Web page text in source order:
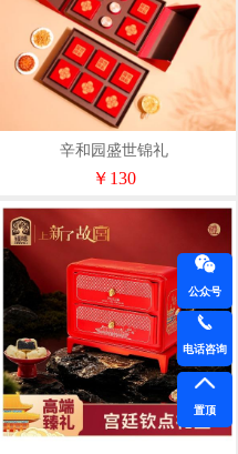
辛和园盛世锦礼
￥130
公众号
电话咨询
置顶